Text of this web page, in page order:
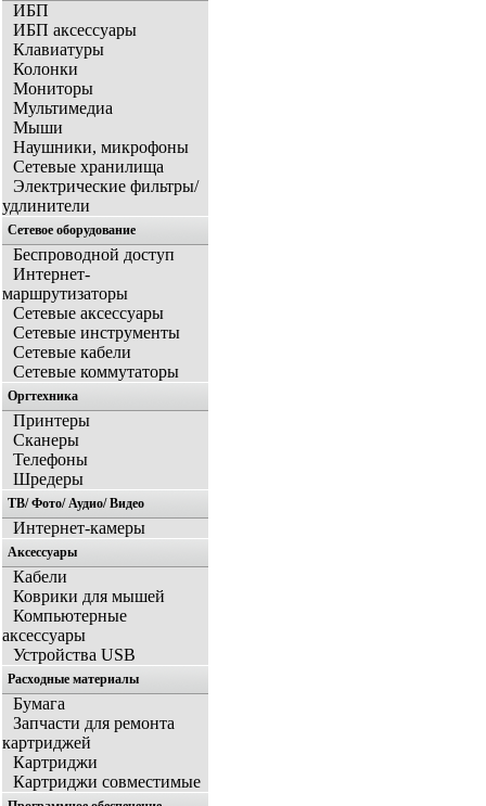
ИБП
ИБП аксессуары
Клавиатуры
Колонки
Мониторы
Мультимедиа
Мыши
Наушники, микрофоны
Сетевые хранилища
Электрические фильтры/
удлинители
Сетевое оборудование
Беспроводной доступ
Интернет-
маршрутизаторы
Сетевые аксессуары
Сетевые инструменты
Сетевые кабели
Сетевые коммутаторы
Оргтехника
Принтеры
Сканеры
Телефоны
Шредеры
ТВ/ Фото/ Аудио/ Видео
Интернет-камеры
Аксессуары
Кабели
Коврики для мышей
Компьютерные
аксессуары
Устройства USB
Расходные материалы
Бумага
Запчасти для ремонта
картриджей
Картриджи
Картриджи совместимые